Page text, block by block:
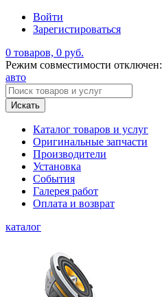
Войти
Зарегистироваться
0 товаров, 0 руб.
Режим совместимости отключен:
авто
Искать
Каталог товаров и услуг
Оригинальные запчасти
Производители
Установка
События
Галерея работ
Оплата и возврат
каталог